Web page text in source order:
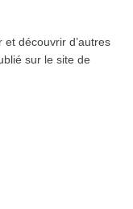
découvrir d’autres
sur le site de